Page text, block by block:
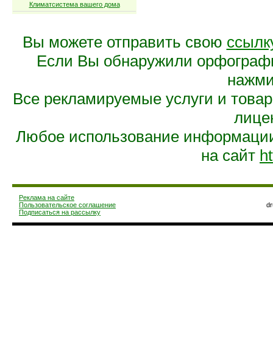
Климатсистема вашего дома
Вы можете отправить свою
Если Вы обнаружили
Все рекламируемые услуги и
Любое использование
на сайт
Реклама на сайте
Пользовательское соглашение
Подписаться на рассылку